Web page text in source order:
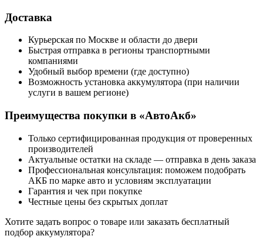
Доставка
Курьерская по Москве и области до двери
Быстрая отправка в регионы транспортными
компаниями
Удобный выбор времени (где доступно)
Возможность установка аккумулятора (при наличии
услуги в вашем регионе)
Преимущества покупки в «АвтоАкб»
Только сертифицированная продукция от проверенных
производителей
Актуальные остатки на складе — отправка в день заказа
Профессиональная консультация: поможем подобрать
АКБ по марке авто и условиям эксплуатации
Гарантия и чек при покупке
Честные цены без скрытых доплат
Хотите задать вопрос о товаре или заказать бесплатный
подбор аккумулятора?